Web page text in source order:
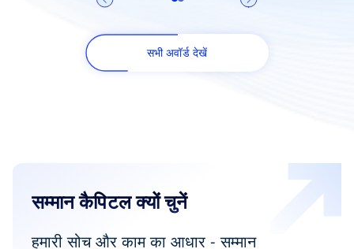
सभी अवॉर्ड देखें
सम्मान कैपिटल क्यों चुनें
हमारी सोच और काम का आधार - सम्मान